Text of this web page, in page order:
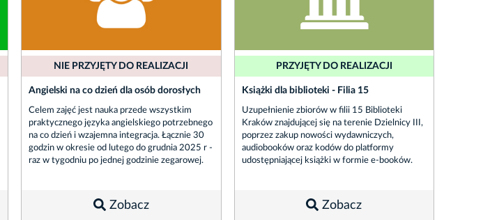
NIE PRZYJĘTY DO REALIZACJI
Angielski na co dzień dla osób dorosłych
Celem zajęć jest nauka przede wszystkim
praktycznego języka angielskiego potrzebnego
na co dzień i wzajemna integracja. Łącznie 30
godzin w okresie od lutego do grudnia 2025 r -
raz w tygodniu po jednej godzinie zegarowej.
Zobacz
PRZYJĘTY DO REALIZACJI
Książki dla biblioteki - Filia 15
Uzupełnienie zbiorów w filii 15 Biblioteki
Kraków znajdującej się na terenie Dzielnicy III,
poprzez zakup nowości wydawniczych,
audiobooków oraz kodów do platformy
udostępniającej książki w formie e-booków.
Zobacz